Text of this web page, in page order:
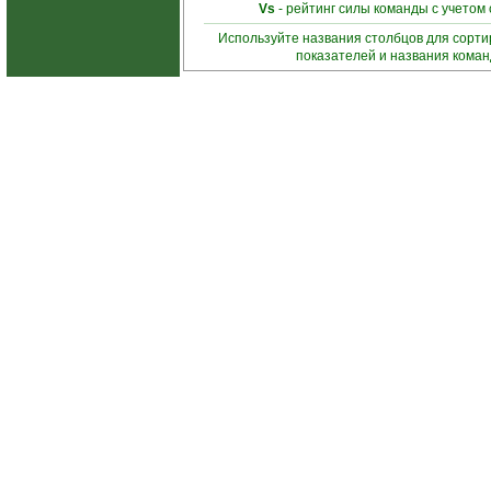
Vs - рейтинг силы команды с
Используйте названия столбцов для
показателей и названия